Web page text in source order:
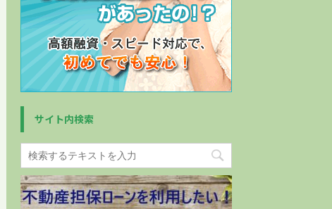
サイト内検索